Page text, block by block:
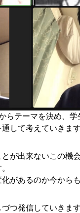
寄り合い
会社概
らテーマを決め、学
して考えていきます
が出来ないこの機
があるのか今から
つ発信していきます